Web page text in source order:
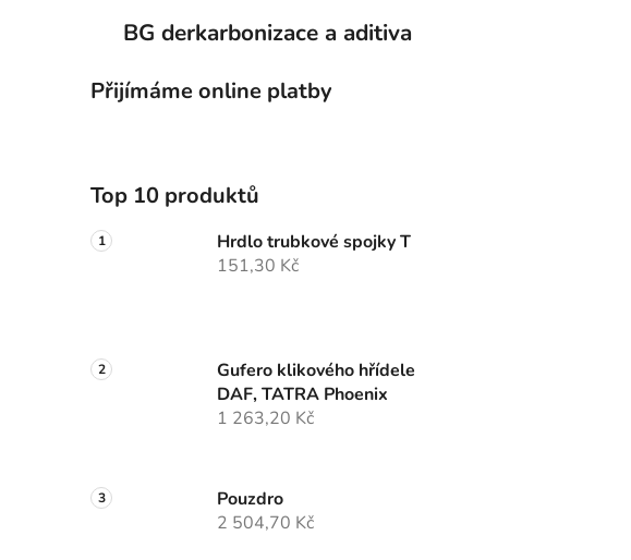
BG derkarbonizace a aditiva
Přijímáme online platby
Top 10 produktů
Hrdlo trubkové spojky T
151,30 Kč
Gufero klikového hřídele
DAF, TATRA Phoenix
1 263,20 Kč
Pouzdro
2 504,70 Kč